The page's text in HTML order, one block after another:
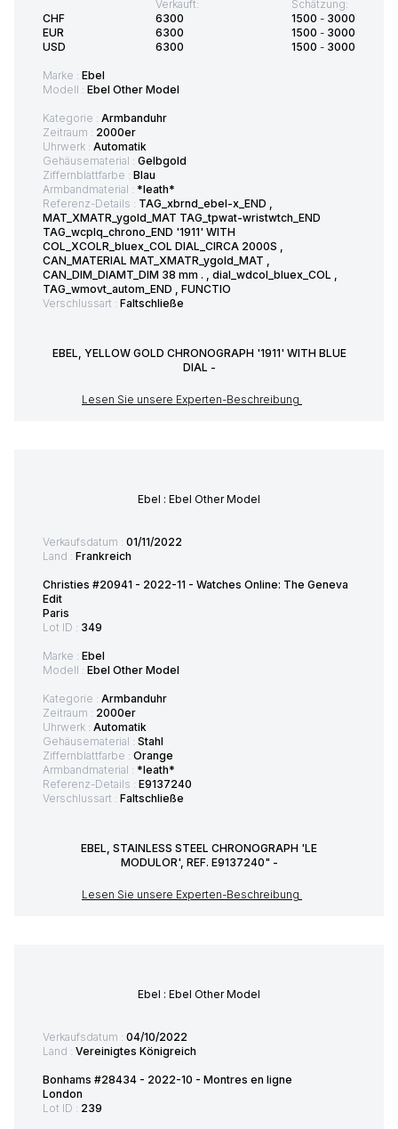
CHF
EUR
USD
Verkauft:
6300
6300
6300
Schätzung:
1500 - 3000
1500 - 3000
1500 - 3000
Marke : Ebel
Modell : Ebel Other Model
Kategorie : Armbanduhr
Zeitraum : 2000er
Uhrwerk : Automatik
Gehäusematerial : Gelbgold
Ziffernblattfarbe : Blau
Armbandmaterial : *leath*
Referenz-Details : TAG_xbrnd_ebel-x_END ,
MAT_XMATR_ygold_MAT TAG_tpwat-wristwtch_END
TAG_wcplq_chrono_END '1911' WITH
COL_XCOLR_bluex_COL DIAL_CIRCA 2000S ,
CAN_MATERIAL MAT_XMATR_ygold_MAT ,
CAN_DIM_DIAMT_DIM 38 mm . , dial_wdcol_bluex_COL ,
TAG_wmovt_autom_END , FUNCTIO
Verschlussart : Faltschließe
EBEL, YELLOW GOLD CHRONOGRAPH '1911' WITH BLUE
DIAL -
Lesen Sie unsere Experten-Beschreibung
Ebel : Ebel Other Model
Verkaufsdatum : 01/11/2022
Land : Frankreich
Christies #20941 - 2022-11 - Watches Online: The Geneva
Edit
Paris
Lot ID : 349
Marke : Ebel
Modell : Ebel Other Model
Kategorie : Armbanduhr
Zeitraum : 2000er
Uhrwerk : Automatik
Gehäusematerial : Stahl
Ziffernblattfarbe : Orange
Armbandmaterial : *leath*
Referenz-Details : E9137240
Verschlussart : Faltschließe
EBEL, STAINLESS STEEL CHRONOGRAPH 'LE
MODULOR', REF. E9137240" -
Lesen Sie unsere Experten-Beschreibung
Ebel : Ebel Other Model
Verkaufsdatum : 04/10/2022
Land : Vereinigtes Königreich
Bonhams #28434 - 2022-10 - Montres en ligne
London
Lot ID : 239